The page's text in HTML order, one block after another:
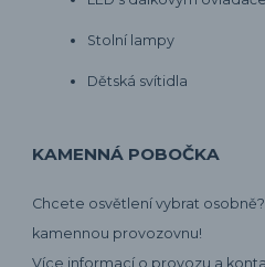
Stolní lampy
Dětská svítidla
KAMENNÁ POBOČKA
Chcete osvětlení vybrat
kamennou provozovnu!
Více informací o provozu a